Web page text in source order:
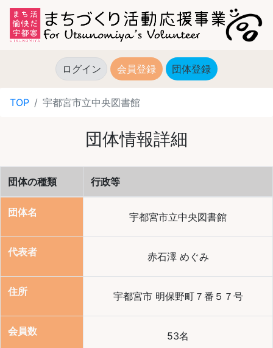
ログイン 会員登録 団体登録 (current)
TOP 宇都宮市立中央図書館
団体情報詳細
団体の種類 行政等
団体名 宇都宮市立中央図書館
代表者 赤石澤 めぐみ
住所 宇都宮市 明保野町７番５７号
会員数 53名